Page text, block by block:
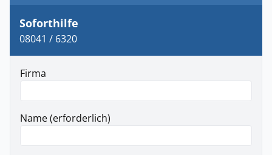
Soforthilfe
08041 / 6320
Firma
Name (erforderlich)